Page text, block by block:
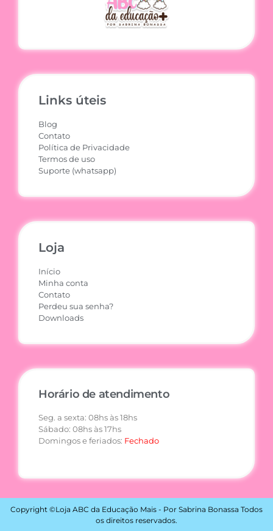
Links úteis
Blog
Contato
Política de Privacidade
Termos de uso
Suporte (whatsapp)
Loja
Início
Minha conta
Contato
Perdeu sua senha?
Downloads
Horário de atendimento
Seg. a sexta: 08hs às 18hs
Sábado: 08hs às 17hs
Domingos e feriados: Fechado
Copyright ©Loja ABC da Educação Mais - Por Sabrina Bonassa Todos
os direitos reservados.